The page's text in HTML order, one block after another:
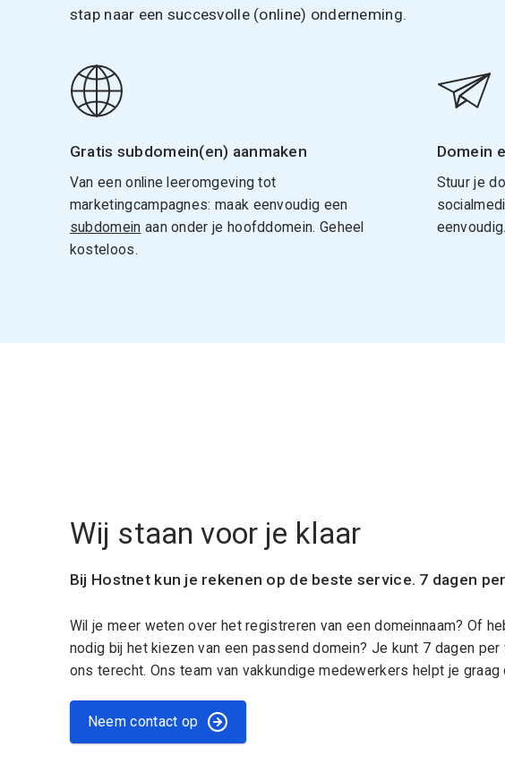
stap naar een succesvolle (online) onderneming.
Gratis subdomein(en) aanmaken
Van een online leeromgeving tot
marketingcampagnes: maak eenvoudig een
subdomein aan onder je hoofddomein. Geheel
kosteloos.
Domein
Stuur je
eenvoudig.
Wij staan voor je klaar
Bij Hostnet kun je rekenen op de beste service. 7 dagen
Wil je meer weten over het registreren van een domeinnaam? Of
nodig bij het kiezen van een passend domein? Je kunt 7 dagen per
ons terecht. Ons team van vakkundige medewerkers helpt je graag
Neem contact op